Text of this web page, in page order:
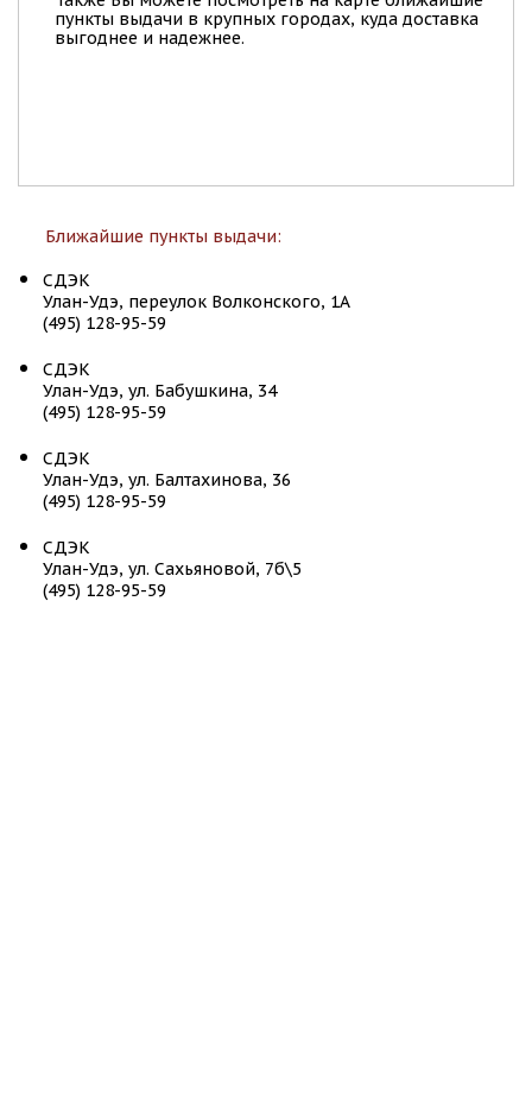
пункты выдачи в крупных городах, куда доставка
выгоднее и надежнее.
Ближайшие пункты выдачи:
СДЭК
Улан-Удэ, переулок Волконского, 1А
(495) 128-95-59
СДЭК
Улан-Удэ, ул. Бабушкина, 34
(495) 128-95-59
СДЭК
Улан-Удэ, ул. Балтахинова, 36
(495) 128-95-59
СДЭК
Улан-Удэ, ул. Сахьяновой, 7б\5
(495) 128-95-59